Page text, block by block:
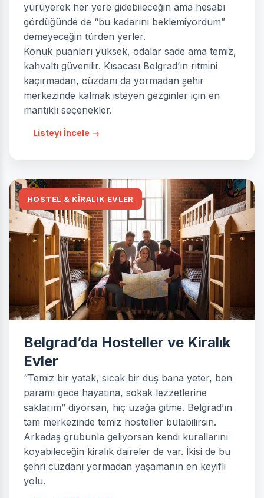
yürüyerek her yere gidebileceğin ama hesabı
gördüğünde de “bu kadarını beklemiyordum”
demeyeceğin türden yerler.
Konuk puanları yüksek, odalar sade ama temiz,
kahvaltı güvenilir. Kısacası Belgrad’ın ritmini
kaçırmadan, cüzdanı da yormadan şehir
merkezinde kalmak isteyen gezginler için en
mantıklı seçenekler.
Listeyi İncele →
HOSTEL & KİRALIK EVLER
Belgrad’da Hosteller ve Kiralık
Evler
“Temiz bir yatak, sıcak bir duş bana yeter, ben
paramı gece hayatına, sokak lezzetlerine
saklarım” diyorsan, hiç uzağa gitme. Belgrad’ın
tam merkezinde temiz hosteller bulabilirsin.
Arkadaş grubunla geliyorsan kendi kurallarını
koyabileceğin kiralık daireler de var. İkisi de bu
şehri cüzdanı yormadan yaşamanın en keyifli
yolu.